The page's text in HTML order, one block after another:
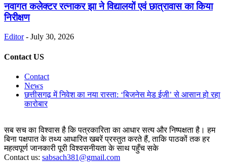
नवागत कलेक्टर रत्नाकर झा ने विद्यालयों एवं छात्रावास का किया
निरीक्षण
Editor - July 30, 2026
Contact US
Contact
News
छत्तीसगढ़ में निवेश का नया रास्ता: ‘बिजनेस मेड ईजी’ से आसान हो रहा
कारोबार
सब सच का विश्वास है कि पत्रकारिता का आधार सत्य और निष्पक्षता है। हम
बिना पक्षपात के तथ्य आधारित खबरें प्रस्तुत करते हैं, ताकि पाठकों तक हर
महत्वपूर्ण जानकारी पूरी विश्वसनीयता के साथ पहुँच सके
Contact us: sabsach381@gmail.com